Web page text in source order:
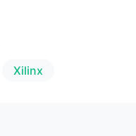
Xilinx